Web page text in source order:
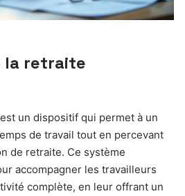
la retraite
un dispositif qui permet à un
de travail tout en percevant
de retraite. Ce système
accompagner les travailleurs
complète, en leur offrant un